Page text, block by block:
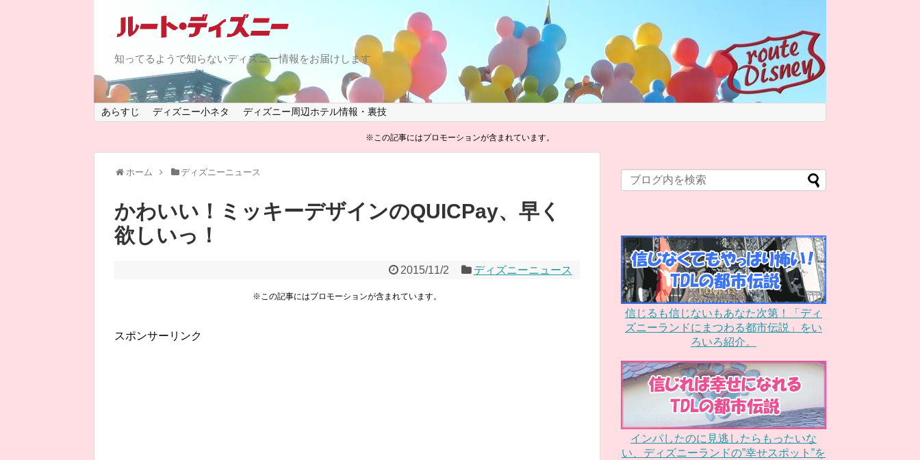
知ってるようで知らないディズニー情報をお届けします
あらすじ ディズニー小ネタ ディズニー周辺ホテル情報・裏技
※この記事にはプロモーションが含まれています。
ホーム ディズニーニュース
かわいい！ミッキーデザインのQUICPay、早く
欲しいっ！
2015/11/2 ディズニーニュース
※この記事にはプロモーションが含まれています。
スポンサーリンク
信じるも信じないもあなた次第！「ディ
ズニーランドにまつわる都市伝説」をい
ろいろ紹介。
インパしたのに見逃したらもったいな
い、ディズニーランドの”幸せスポット”を